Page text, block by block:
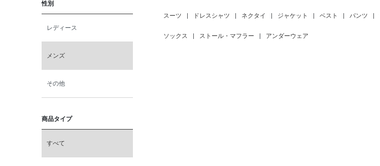
性別
レディース
メンズ
その他
商品タイプ
すべて
スーツ ドレスシャツ ネクタイ ジャケット ベスト パンツ
ソックス ストール・マフラー アンダーウェア